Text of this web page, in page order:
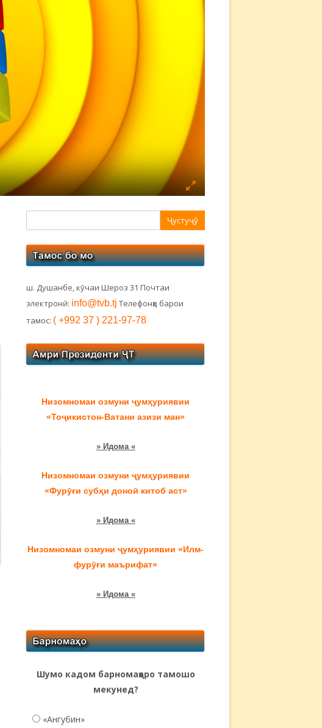
боковая
ш. Душанбе, кӯчаи Шероз 31 Почтаи
электронӣ: info@tvb.tj Телефонҳо барои
тамос: ( +992 37 ) 221-97-78
Низомномаи озмуни ҷумҳуриявии
«Тоҷикистон-Ватани азизи ман»
» Идома «
Низомномаи озмуни ҷумҳуриявии
«Фурӯғи субҳи доноӣ китоб аст»
» Идома «
Низомномаи озмуни ҷумҳуриявии «Илм-
фурӯғи маърифат»
» Идома «
Шумо кадом барномаҳоро тамошо
мекунед?
«Ангубин»